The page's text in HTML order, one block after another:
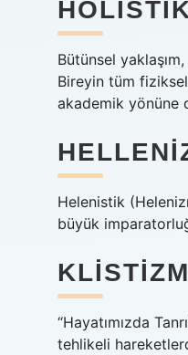
Bütünsel
Bireyin tüm
akademik yönüne
Helenistik
büyük
“Hayatımızda
tehlikeli